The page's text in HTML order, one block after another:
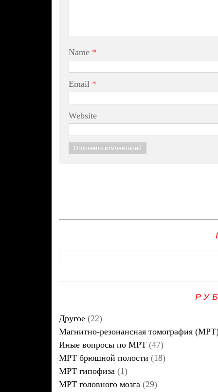
Name *
Email *
Website
Другое (22)
Магнитно-резонансная томография
Иные вопросы по МРТ (47)
МРТ брюшной полости (18)
МРТ гипофиза (1)
МРТ головного мозга (29)